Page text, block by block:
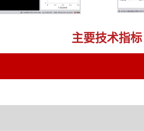
主要技术指标